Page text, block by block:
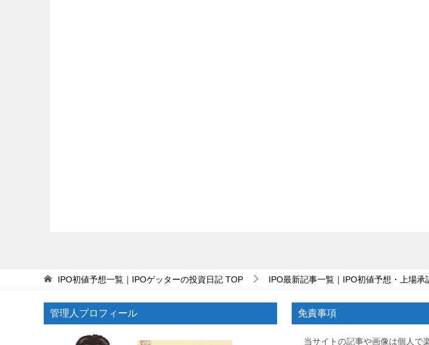
IPO初値予想一覧｜IPOゲッターの投資日記 TOP IPO最新記事一覧｜IPO初値予想・上場承
管理人プロフィール 免責事項
当サイトの記事や画像は個人で